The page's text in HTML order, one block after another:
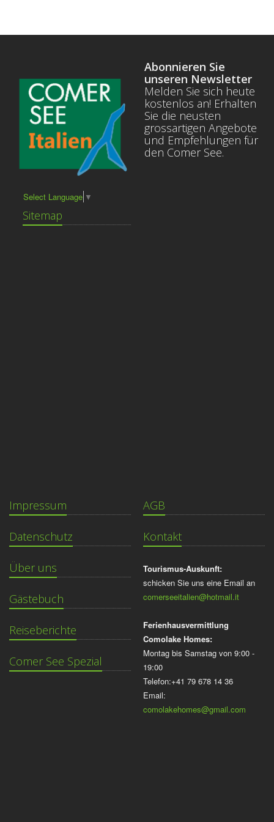
Select Language ▼
Sitemap
Abonnieren Sie
unseren Newsletter
Melden Sie sich heute
kostenlos an! Erhalten
Sie die neusten
grossartigen Angebote
und Empfehlungen für
den Comer See.
Impressum
Datenschutz
Über uns
Gästebuch
Reiseberichte
Comer See Spezial
AGB
Kontakt
Tourismus-Auskunft:
schicken Sie uns eine Email an
comerseeitalien@hotmail.it
Ferienhausvermittlung
Comolake Homes:
Montag bis Samstag von 9:00 -
19:00
Telefon:+41 79 678 14 36
Email:
comolakehomes@gmail.com